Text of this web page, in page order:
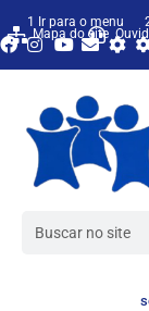
1 Ir para o menu
Mapa do site